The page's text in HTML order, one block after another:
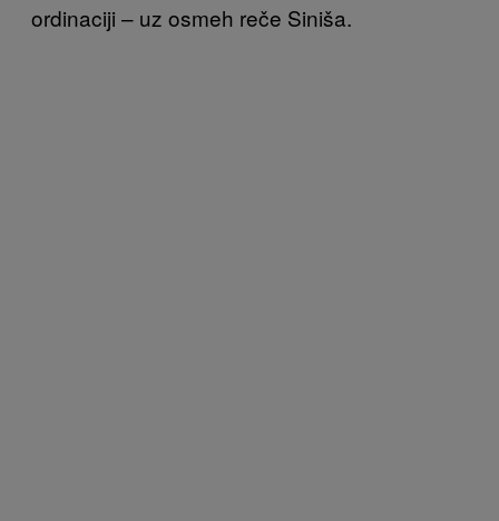
ordinaciji – uz osmeh reče Siniša.